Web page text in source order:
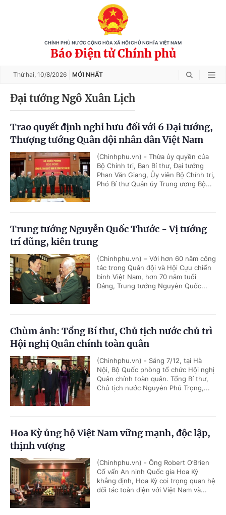
CHÍNH PHỦ NƯỚC CỘNG HÒA XÃ HỘI CHỦ NGHĨA VIỆT NAM
Báo Điện tử Chính phủ
Thứ hai, 10/8/2026 MỚI NHẤT
Đại tướng Ngô Xuân Lịch
Trao quyết định nghỉ hưu đối với 6 Đại tướng,
Thượng tướng Quân đội nhân dân Việt Nam
(Chinhphu.vn) - Thừa ủy quyền của
Bộ Chính trị, Ban Bí thư, Đại tướng
Phan Văn Giang, Ủy viên Bộ Chính trị,
Phó Bí thư Quân ủy Trung ương Bộ...
Trung tướng Nguyễn Quốc Thước - Vị tướng
trí dũng, kiên trung
(Chinhphu.vn) – Với hơn 60 năm công
tác trong Quân đội và Hội Cựu chiến
binh Việt Nam, hơn 70 năm tuổi
Đảng, Trung tướng Nguyễn Quốc...
Chùm ảnh: Tổng Bí thư, Chủ tịch nước chủ trì
Hội nghị Quân chính toàn quân
(Chinhphu.vn) - Sáng 7/12, tại Hà
Nội, Bộ Quốc phòng tổ chức Hội nghị
Quân chính toàn quân. Tổng Bí thư,
Chủ tịch nước Nguyễn Phú Trọng,...
Hoa Kỳ ủng hộ Việt Nam vững mạnh, độc lập,
thịnh vượng
(Chinhphu.vn) - Ông Robert O’Brien
Cố vấn An ninh Quốc gia Hoa Kỳ
khẳng định, Hoa Kỳ coi trọng quan hệ
đối tác toàn diện với Việt Nam và...